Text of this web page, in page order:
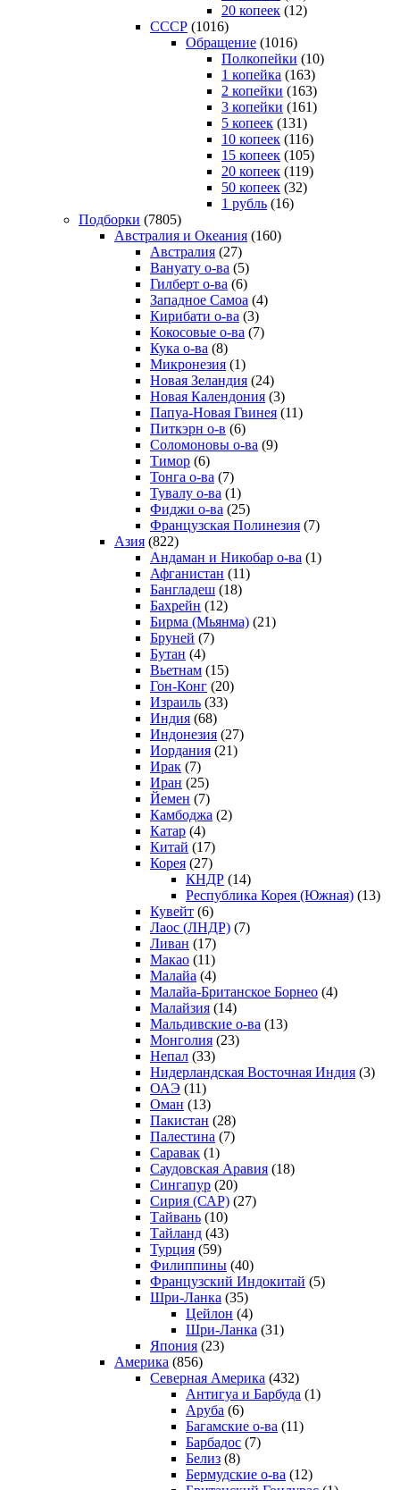
20 копеек (12)
СССР (1016)
Обращение (1016)
Полкопейки (10)
1 копейка (163)
2 копейки (163)
3 копейки (161)
5 копеек (131)
10 копеек (116)
15 копеек (105)
20 копеек (119)
50 копеек (32)
1 рубль (16)
Подборки (7805)
Австралия и Океания (160)
Австралия (27)
Вануату о-ва (5)
Гилберт о-ва (6)
Западное Самоа (4)
Кирибати о-ва (3)
Кокосовые о-ва (7)
Кука о-ва (8)
Микронезия (1)
Новая Зеландия (24)
Новая Календония (3)
Папуа-Новая Гвинея (11)
Питкэрн о-в (6)
Соломоновы о-ва (9)
Тимор (6)
Тонга о-ва (7)
Тувалу о-ва (1)
Фиджи о-ва (25)
Французская Полинезия (7)
Азия (822)
Андаман и Никобар о-ва (1)
Афганистан (11)
Бангладеш (18)
Бахрейн (12)
Бирма (Мьянма) (21)
Бруней (7)
Бутан (4)
Вьетнам (15)
Гон-Конг (20)
Израиль (33)
Индия (68)
Индонезия (27)
Иордания (21)
Ирак (7)
Иран (25)
Йемен (7)
Камбоджа (2)
Катар (4)
Китай (17)
Корея (27)
КНДР (14)
Республика Корея (Южная) (13)
Кувейт (6)
Лаос (ЛНДР) (7)
Ливан (17)
Макао (11)
Малайа (4)
Малайа-Британское Борнео (4)
Малайзия (14)
Мальдивские о-ва (13)
Монголия (23)
Непал (33)
Нидерландская Восточная Индия (3)
ОАЭ (11)
Оман (13)
Пакистан (28)
Палестина (7)
Саравак (1)
Саудовская Аравия (18)
Сингапур (20)
Сирия (САР) (27)
Тайвань (10)
Тайланд (43)
Турция (59)
Филиппины (40)
Французский Индокитай (5)
Шри-Ланка (35)
Цейлон (4)
Шри-Ланка (31)
Япония (23)
Америка (856)
Северная Америка (432)
Антигуа и Барбуда (1)
Аруба (6)
Багамские о-ва (11)
Барбадос (7)
Белиз (8)
Бермудские о-ва (12)